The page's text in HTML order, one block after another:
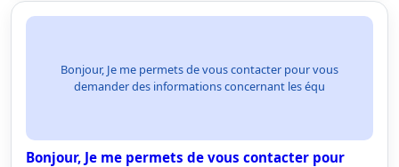
Bonjour, Je me permets de vous contacter pour vous
demander des informations concernant les équ
Bonjour, Je me permets de vous contacter pour